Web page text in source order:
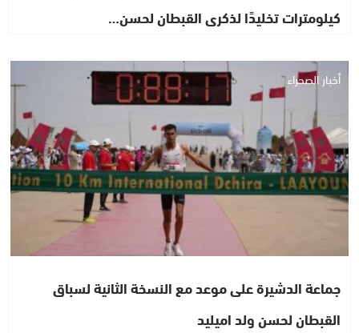
كيلومترات تخليدًا لذكرى القبطان لحسن…
أخبار الصحراء
جماعة الدشيرة على موعد مع النسخة الثانية لسباق
القبطان لحسن ولد اميليد